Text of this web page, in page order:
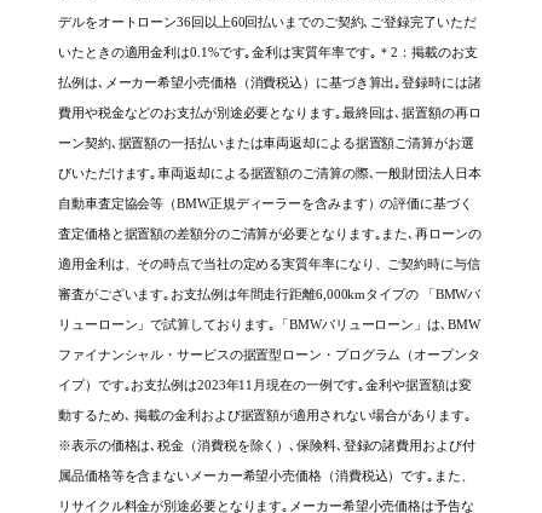
デルをオートローン36回以上60回払いまでのご契約､ご登録完了いただ
いたときの適用金利は0.1%です｡金利は実質年率です｡ ＊2：掲載のお支
払例は､メーカー希望小売価格（消費税込）に基づき算出｡登録時には諸
費用や税金などのお支払が別途必要となります｡最終回は､据置額の再ロ
ーン契約､据置額の一括払いまたは車両返却による据置額ご清算がお選
びいただけます｡車両返却による据置額のご清算の際､一般財団法人日本
自動車査定協会等（BMW正規ディーラーを含みます）の評価に基づく
査定価格と据置額の差額分のご清算が必要となります｡また､再ローンの
適用金利は、その時点で当社の定める実質年率になり、ご契約時に与信
審査がございます｡お支払例は年間走行距離6,000kmタイプの 「BMWバ
リューローン」で試算しております｡「BMWバリューローン」は､BMW
ファイナンシャル・サービスの据置型ローン・プログラム（オープンタ
イプ）です｡お支払例は2023年11月現在の一例です｡金利や据置額は変
動するため､ 掲載の金利および据置額が適用されない場合があります｡
※表示の価格は､税金（消費税を除く）､保険料､登録の諸費用および付
属品価格等を含まないメーカー希望小売価格（消費税込）です｡また、
リサイクル料金が別途必要となります｡メーカー希望小売価格は予告な